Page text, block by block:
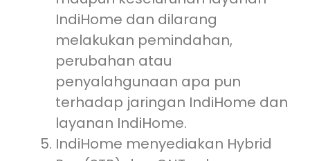
IndiHome dan dilarang
melakukan pemindahan,
perubahan atau
penyalahgunaan apa pun
terhadap jaringan IndiHome dan
layanan IndiHome.
IndiHome menyediakan Hybrid